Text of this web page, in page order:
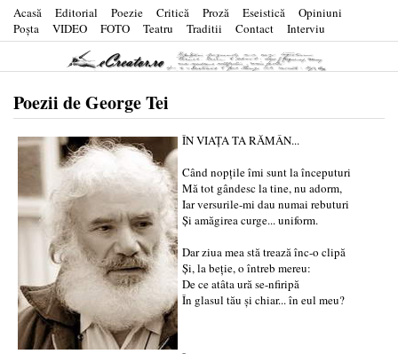
Acasă Editorial Poezie Critică Proză Eseistică
Opiniuni
Poşta
VIDEO FOTO Teatru Traditii Contact Interviu
Poezii de George Tei
ÎN VIAȚA TA RĂMÂN...
Când nopțile îmi sunt la începuturi
Mă tot gândesc la tine, nu adorm,
Iar versurile-mi dau numai rebuturi
Și amăgirea curge... uniform.
Dar ziua mea stă trează înc-o clipă
Și, la beție, o întreb mereu:
De ce atâta ură se-nfiripă
În glasul tău și chiar... în eul meu?